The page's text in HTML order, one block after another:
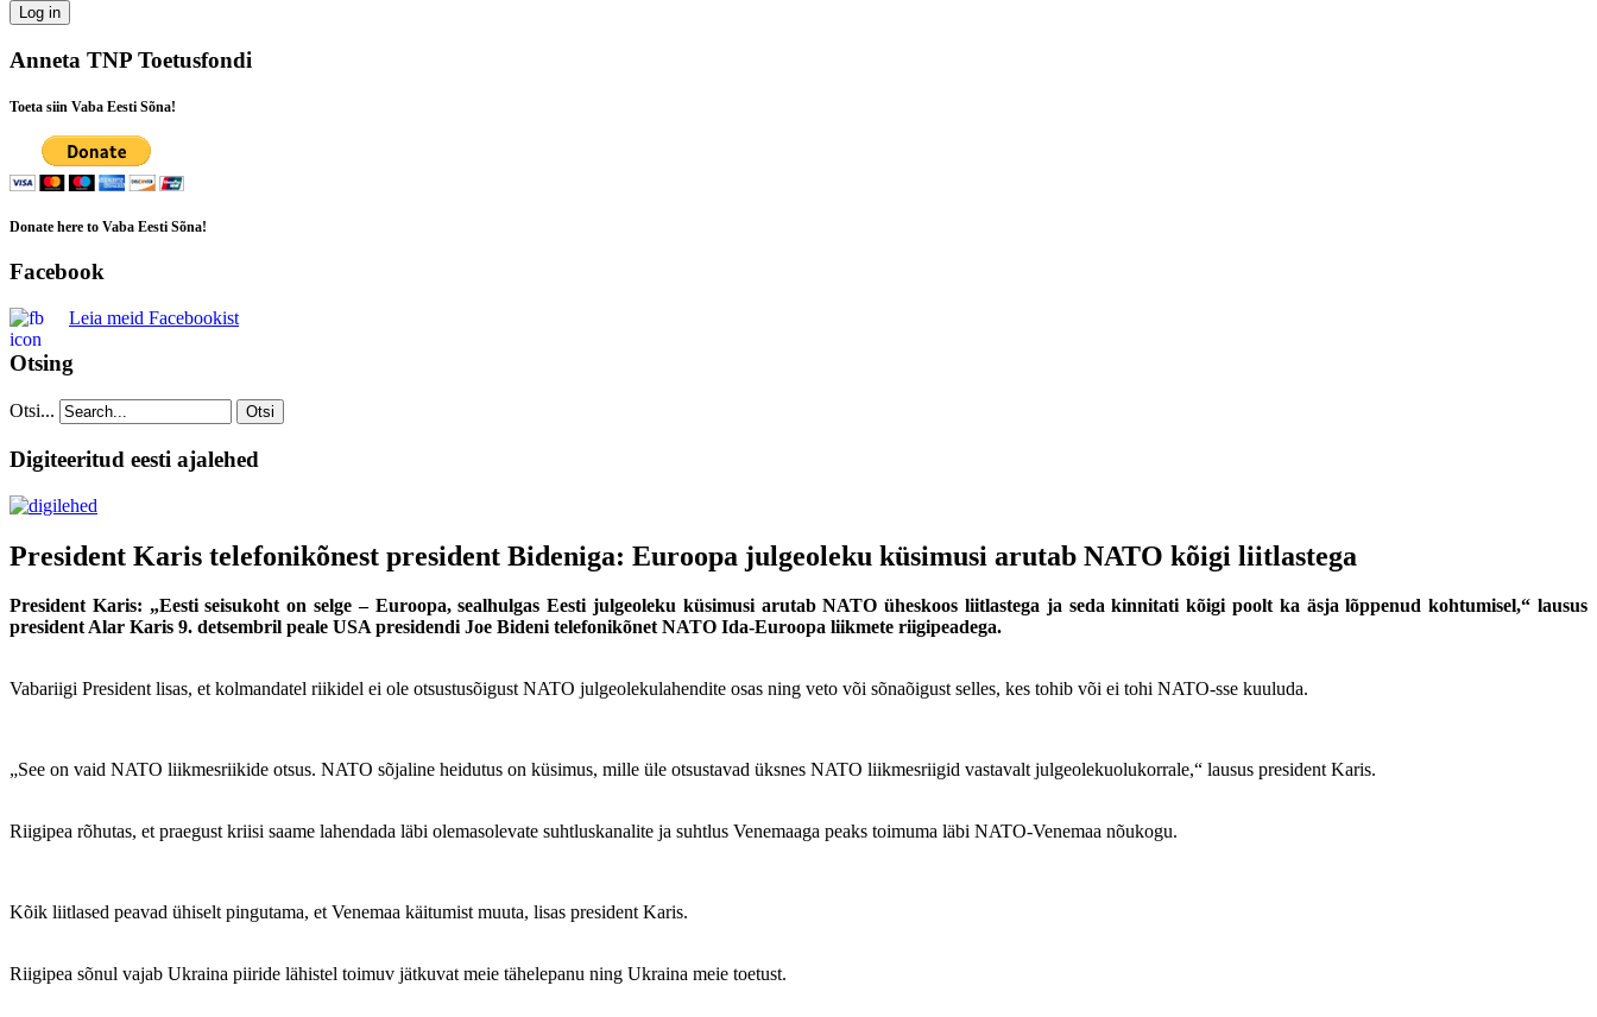
Log in
Anneta TNP Toetusfondi
Toeta siin Vaba Eesti Sõna!
Donate here to Vaba Eesti Sõna!
Facebook
Leia meid Facebookist
Otsing
Otsi... Otsi
Digiteeritud eesti ajalehed
President Karis telefonikõnest president Bideniga: Euroopa julgeoleku küsimusi arutab NATO kõigi liitlastega
President Karis: „Eesti seisukoht on selge – Euroopa, sealhulgas Eesti julgeoleku küsimusi arutab NATO üheskoos liitlastega ja seda kinnitati kõigi poolt ka äsja lõppenud kohtumisel,“ lausus
president Alar Karis 9. detsembril peale USA presidendi Joe Bideni telefonikõnet NATO Ida-Euroopa liikmete riigipeadega.
Vabariigi President lisas, et kolmandatel riikidel ei ole otsustusõigust NATO julgeolekulahendite osas ning veto või sõnaõigust selles, kes tohib või ei tohi NATO-sse kuuluda.
„See on vaid NATO liikmesriikide otsus. NATO sõjaline heidutus on küsimus, mille üle otsustavad üksnes NATO liikmesriigid vastavalt julgeolekuolukorrale,“ lausus president Karis.
Riigipea rõhutas, et praegust kriisi saame lahendada läbi olemasolevate suhtluskanalite ja suhtlus Venemaaga peaks toimuma läbi NATO-Venemaa nõukogu.
Kõik liitlased peavad ühiselt pingutama, et Venemaa käitumist muuta, lisas president Karis.
Riigipea sõnul vajab Ukraina piiride lähistel toimuv jätkuvat meie tähelepanu ning Ukraina meie toetust.